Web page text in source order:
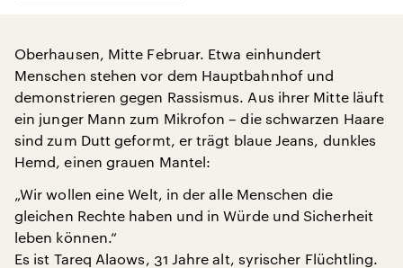
Oberhausen, Mitte Februar. Etwa einhundert
Menschen stehen vor dem Hauptbahnhof und
demonstrieren gegen Rassismus. Aus ihrer Mitte läuft
ein junger Mann zum Mikrofon – die schwarzen Haare
sind zum Dutt geformt, er trägt blaue Jeans, dunkles
Hemd, einen grauen Mantel:
„Wir wollen eine Welt, in der alle Menschen die
gleichen Rechte haben und in Würde und Sicherheit
leben können.“
Es ist Tareq Alaows, 31 Jahre alt, syrischer Flüchtling.